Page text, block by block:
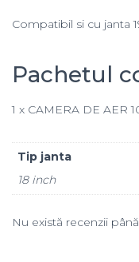
Compatibil si cu janta
Pachetul
1 x CAMERA DE AER
Tip janta
18 inch
Nu există recenzii